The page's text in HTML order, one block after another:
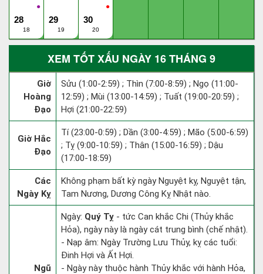
●
28
18
29
19
●
30
20
XEM TỐT XẤU NGÀY 16 THÁNG 9
Giờ
Hoàng
Đạo
Sửu (1:00-2:59) ; Thìn (7:00-8:59) ; Ngọ (11:00-
12:59) ; Mùi (13:00-14:59) ; Tuất (19:00-20:59) ;
Hợi (21:00-22:59)
Giờ Hắc
Đạo
Tí (23:00-0:59) ; Dần (3:00-4:59) ; Mão (5:00-6:59)
; Tỵ (9:00-10:59) ; Thân (15:00-16:59) ; Dậu
(17:00-18:59)
Các
Ngày Kỵ
Không phạm bất kỳ ngày Nguyệt kỵ, Nguyệt tận,
Tam Nương, Dương Công Kỵ Nhật nào.
Ngũ
Ngày: Quý Tỵ - tức Can khắc Chi (Thủy khắc
Hỏa), ngày này là ngày cát trung bình (chế nhật).
- Nạp âm: Ngày Trường Lưu Thủy, kỵ các tuổi:
Đinh Hợi và Ất Hợi.
- Ngày này thuộc hành Thủy khắc với hành Hỏa,